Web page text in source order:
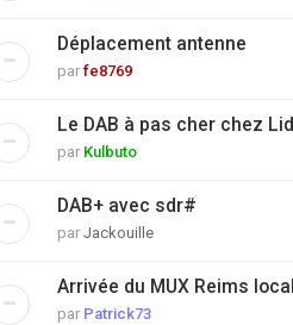
Déplacement antenne
par fe8769
Le DAB à pas cher chez Lidl
par Kulbuto
DAB+ avec sdr#
par Jackouille
Arrivée du MUX Reims local
par Patrick73